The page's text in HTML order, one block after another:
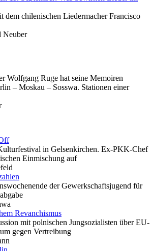
dem chilenischen Liedermacher Francisco
Neuber
Wolfgang Ruge hat seine Memoiren
– Moskau – Sosswa. Stationen einer
in Gelsenkirchen. Ex-PKK-Chef
Einmischung auf
der Gewerkschaftsjugend für
Revanchismus
mit polnischen Jungsozialisten über EU-
gegen Vertreibung